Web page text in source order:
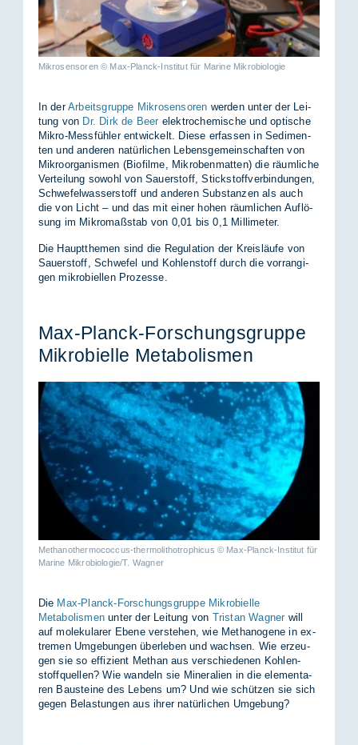
Mikrosensoren © Max-Planck-Institut für Marine Mikrobiologie
In derArbeitsgruppe Mikrosensoren wer­den un­ter der Lei­
tung von Dr. Dirk de Beer elek­tro­che­mi­sche und op­ti­sche
Mi­kro-Mess­füh­ler ent­wi­ckelt. Die­se er­fas­sen in Se­di­men­
ten und an­de­ren na­tür­li­chen Le­bens­ge­mein­schaf­ten von
Mi­kro­or­ga­nis­men (Bio­fil­me, Mi­kro­ben­mat­ten) die räum­li­che
Ver­tei­lung so­wohl von Sau­er­stoff, Stick­stoff­ver­bin­dun­gen,
Schwe­fel­was­ser­stoff und an­de­ren Sub­stan­zen als auch
die von Licht – und das mit ei­ner ho­hen räum­li­chen Auf­lö­
sung im Mi­kro­maß­stab von 0,01 bis 0,1 Mil­li­me­ter.
Die Haupt­the­men sind die Re­gu­la­ti­on der Kreis­läu­fe von
Sau­er­stoff, Schwe­fel und Koh­len­stoff durch die vor­ran­gi­
gen mi­kro­bi­el­len Pro­zes­se.
Max-Planck-For­schungs­grup­pe
Mi­kro­bi­el­le Me­ta­bo­lis­men
Methanothermococcus-thermolithotrophicus © Max-Planck-Institut für
Marine Mikrobiologie/T. Wagner
Die Max-Planck-Forschungsgruppe Mikrobielle
Metabolismen un­ter der Lei­tung von Tristan Wagner will
auf mo­le­ku­la­rer Ebe­ne ver­ste­hen, wie Me­tha­no­ge­ne in ex­
tre­men Um­ge­bun­gen über­le­ben und wach­sen. Wie er­zeu­
gen sie so ef­fi­zi­ent Me­than aus ver­schie­de­nen Koh­len­
stoff­quel­len? Wie wan­deln sie Mi­ne­ra­li­en in die ele­men­ta­
ren Bau­stei­ne des Le­bens um? Und wie schüt­zen sie sich
ge­gen Be­las­tun­gen aus ih­rer na­tür­li­chen Um­ge­bung?